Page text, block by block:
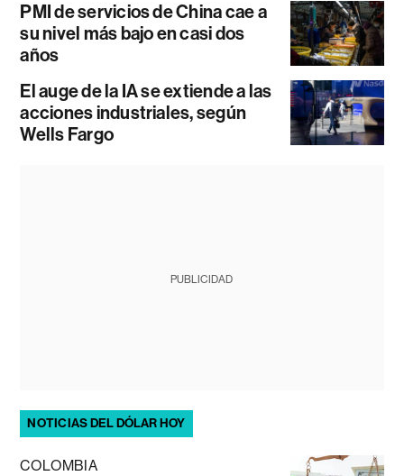
PMI de servicios de China cae a
su nivel más bajo en casi dos
años
El auge de la IA se extiende a las
acciones industriales, según
Wells Fargo
PUBLICIDAD
NOTICIAS DEL DÓLAR HOY
COLOMBIA